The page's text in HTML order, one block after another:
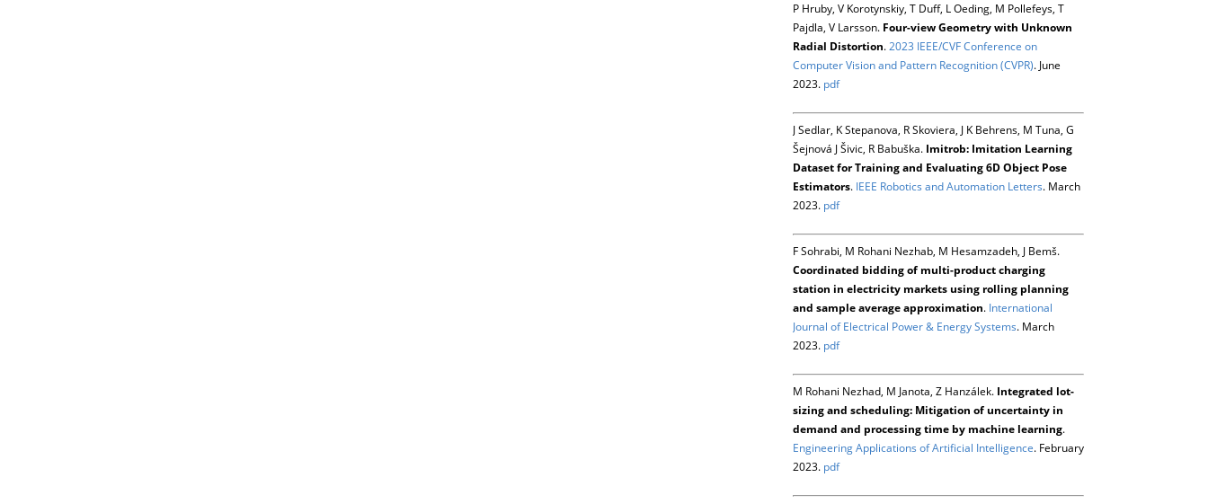
P Hruby, V Korotynskiy, T Duff, L Oeding, M Pollefeys, T
Pajdla, V Larsson. Four-view Geometry with Unknown
Radial Distortion.2023 IEEE/CVF Conference on
Computer Vision and Pattern Recognition (CVPR). June
2023. pdf
J Sedlar, K Stepanova, R Skoviera, J K Behrens, M Tuna, G
Šejnová J Šivic, R Babuška. Imitrob: Imitation Learning
Dataset for Training and Evaluating 6D Object Pose
Estimators. IEEE Robotics and Automation Letters. March
2023. pdf
F Sohrabi, M Rohani Nezhab, M Hesamzadeh, J Bemš.
Coordinated bidding of multi-product charging
station in electricity markets using rolling planning
and sample average approximation. International
Journal of Electrical Power & Energy Systems. March
2023. pdf
M Rohani Nezhad, M Janota, Z Hanzálek. Integrated lot-
sizing and scheduling: Mitigation of uncertainty in
demand and processing time by machine learning.
Engineering Applications of Artificial Intelligence. February
2023. pdf